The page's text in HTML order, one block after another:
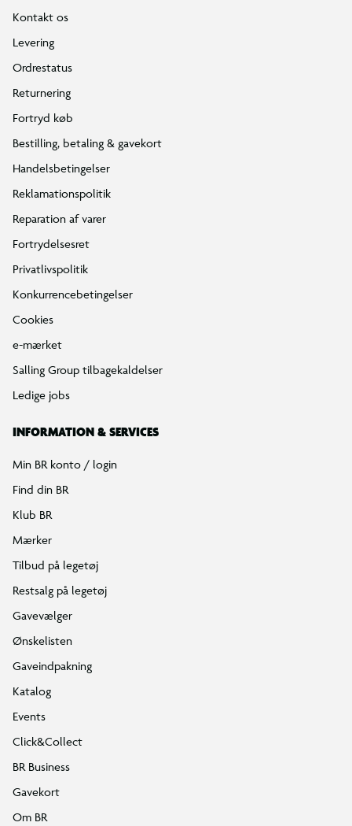
Kontakt os
Levering
Ordrestatus
Returnering
Fortryd køb
Bestilling, betaling & gavekort
Handelsbetingelser
Reklamationspolitik
Reparation af varer
Fortrydelsesret
Privatlivspolitik
Konkurrencebetingelser
Cookies
e-mærket
Salling Group tilbagekaldelser
Ledige jobs
INFORMATION & SERVICES
Min BR konto / login
Find din BR
Klub BR
Mærker
Tilbud på legetøj
Restsalg på legetøj
Gavevælger
Ønskelisten
Gaveindpakning
Katalog
Events
Click&Collect
BR Business
Gavekort
Om BR